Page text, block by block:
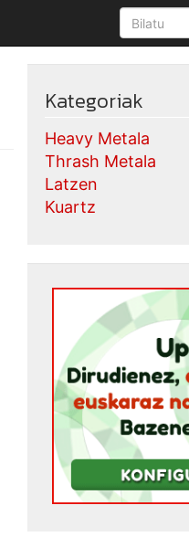
Kategoriak
Heavy Metala
Thrash Metala
Latzen
Kuartz